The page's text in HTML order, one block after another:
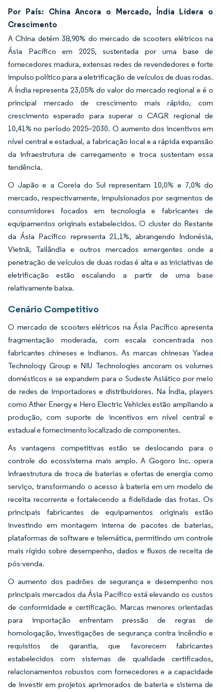
Por País: China Ancora o Mercado, Índia Lidera o
Crescimento
A China detém 38,90% do mercado de scooters elétricos na
Ásia Pacífico em 2025, sustentada por uma base de
fornecedores madura, extensas redes de revendedores e forte
impulso político para a eletrificação de veículos de duas rodas.
A Índia representa 23,05% do valor do mercado regional e é o
principal mercado de crescimento mais rápido, com
crescimento esperado para superar o CAGR regional de
10,41% no período 2025–2030. O aumento dos incentivos em
nível central e estadual, a fabricação local e a rápida expansão
da infraestrutura de carregamento e troca sustentam essa
tendência.
O Japão e a Coreia do Sul representam 10,0% e 7,0% do
mercado, respectivamente, impulsionados por segmentos de
consumidores focados em tecnologia e fabricantes de
equipamentos originais estabelecidos. O cluster do Restante
da Ásia Pacífico representa 21,1%, abrangendo Indonésia,
Vietnã, Tailândia e outros mercados emergentes onde a
penetração de veículos de duas rodas é alta e as iniciativas de
eletrificação estão escalando a partir de uma base
relativamente baixa.
Cenário Competitivo
O mercado de scooters elétricos na Ásia Pacífico apresenta
fragmentação moderada, com escala concentrada nos
fabricantes chineses e indianos. As marcas chinesas Yadea
Technology Group e NIU Technologies ancoram os volumes
domésticos e se expandem para o Sudeste Asiático por meio
de redes de importadores e distribuidores. Na Índia, players
como Ather Energy e Hero Electric Vehicles estão ampliando a
produção, com suporte de incentivos em nível central e
estadual e fornecimento localizado de componentes.
As vantagens competitivas estão se deslocando para o
controle do ecossistema mais amplo. A Gogoro Inc. opera
infraestrutura de troca de baterias e ofertas de energia como
serviço, transformando o acesso à bateria em um modelo de
receita recorrente e fortalecendo a fidelidade das frotas. Os
principais fabricantes de equipamentos originais estão
investindo em montagem interna de pacotes de baterias,
plataformas de software e telemática, permitindo um controle
mais rígido sobre desempenho, dados e fluxos de receita de
pós-venda.
O aumento dos padrões de segurança e desempenho nos
principais mercados da Ásia Pacífico está elevando os custos
de conformidade e certificação. Marcas menores orientadas
para importação enfrentam pressão de regras de
homologação, investigações de segurança contra incêndio e
requisitos de garantia, que favorecem fabricantes
estabelecidos com sistemas de qualidade certificados,
relacionamentos robustos com fornecedores e a capacidade
de investir em projetos aprimorados de bateria e sistema de